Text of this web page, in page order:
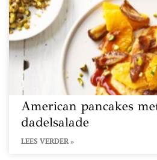
American pancakes
dadelsalade
LEES VERDER »